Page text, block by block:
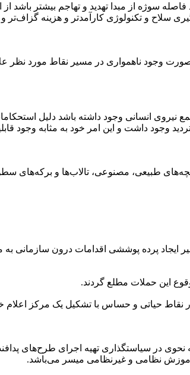
سوژه از مبدا تهدید و تهاجم بیشتر باشد
سلاح و تکنولوژی کارآمدتر و هزینه
وجود ناهمواری در مسیر نقاط مورد نظر
نیروی انسانی وجود داشته باشد دلیل
وجود داشت و این امر خود به مثابه وجود
طبیعی، مصنوعی، تالاب‌ها و برکه‌های
ایجاد پرده پوششی اقدامات درون سازمانی
وقوع این حملات مطلع گردند.
نقاط حیاتی و حساس با تشکیل یک مرکز اعلام
نحوی در سیاستگذاری تهیه اجرای طرح‌های
نظامی و غیرنظامی میسر می‌باشد.